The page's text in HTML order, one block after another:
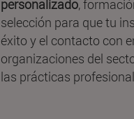
personalizado,
selección para que tu
éxito y el contacto con
organizaciones del
las prácticas